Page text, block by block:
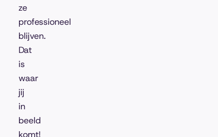
ze
professioneel
blijven.
Dat
is
waar
jij
in
beeld
komt!